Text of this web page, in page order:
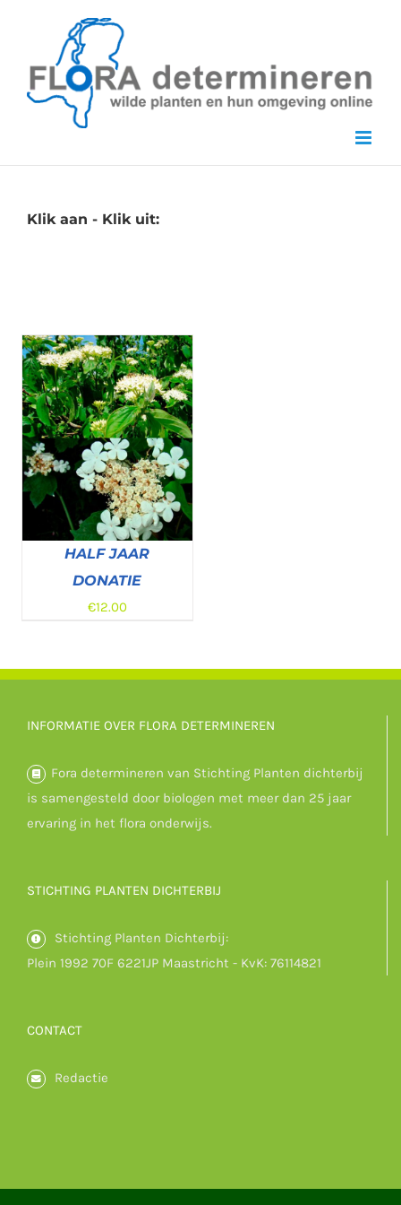
content
HALF JAAR
DONATIE
€12.00
Klik aan - Klik uit:
INFORMATIE OVER FLORA DETERMINEREN
Fora determineren van Stichting Planten dichterbij
is samengesteld door biologen met meer dan 25 jaar
ervaring in het flora onderwijs.
STICHTING PLANTEN DICHTERBIJ
Stichting Planten Dichterbij:
Plein 1992 70F 6221JP Maastricht - KvK: 76114821
CONTACT
Redactie